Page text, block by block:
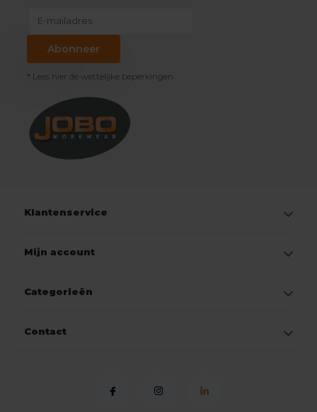
Abonneer
* Lees hier de wettelijke beperkingen
Klantenservice
Mijn account
Categorieën
Contact